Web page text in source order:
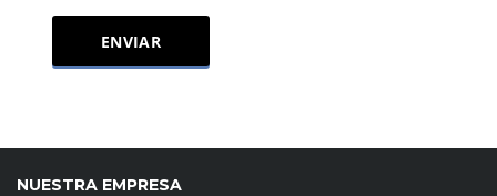
NUESTRA EMPRESA